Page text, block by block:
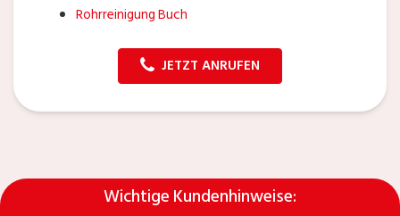
Rohrreinigung Buch
JETZT ANRUFEN
Wichtige Kundenhinweise: